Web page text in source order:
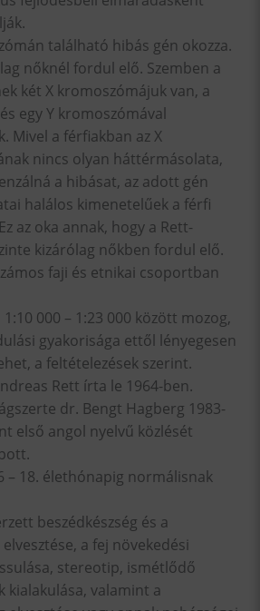
található hibás gén okozza.
nőknél fordul elő. Szemben a
két X kromoszómájuk van, a
egy Y kromoszómával
Mivel a férfiakban az X
nincs olyan háttérmásolata,
a hibásat, az adott gén
halálos kimenetelűek a férfi
az oka annak, hogy a Rett-
kizárólag nőkben fordul elő.
faji és etnikai csoportban
000 – 1:23 000 között mozog,
gyakorisága ettől lényegesen
a feltételezések szerint.
Rett írta le 1964-ben.
dr. Bengt Hagberg 1983-
első angol nyelvű közlését
– 18. élethónapig normálisnak
beszédkészség és a
a fej növekedési
stereotip, ismétlődő
kialakulása, valamint a